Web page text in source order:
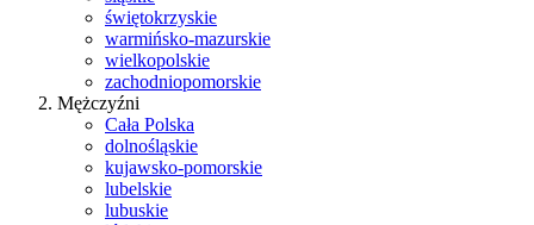
świętokrzyskie
warmińsko-mazurskie
wielkopolskie
zachodniopomorskie
Mężczyźni
Cała Polska
dolnośląskie
kujawsko-pomorskie
lubelskie
lubuskie